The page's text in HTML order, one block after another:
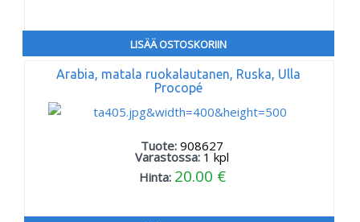
LISÄÄ OSTOSKORIIN
Arabia, matala ruokalautanen, Ruska, Ulla
Procopé
Tuote:908627
Varastossa: 1 kpl
Hinta: 20.00 €